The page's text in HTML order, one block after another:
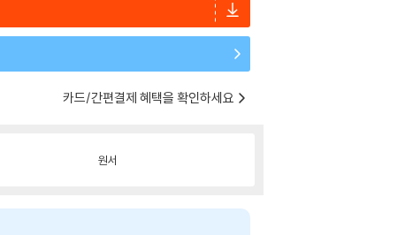
카드/간편결제 혜택을 확인하세요
원서